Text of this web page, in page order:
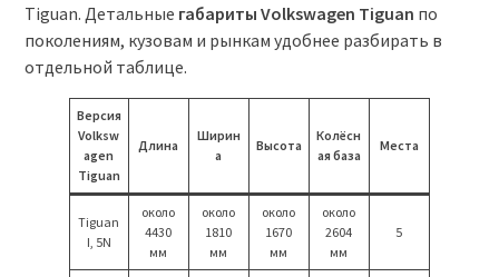
Tiguan. Детальные габариты Volkswagen Tiguan по
поколениям, кузовам и рынкам удобнее разбирать в
отдельной таблице.
Версия
Volksw
agen
Tiguan
Длина
Ширин
а
Высота
Колёсн
ая база
Места
Tiguan
I, 5N
около
4430
мм
около
1810
мм
около
1670
мм
около
2604
мм
5